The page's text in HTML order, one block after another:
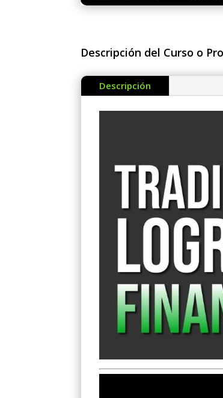
Descripción del Curso o
Descripción